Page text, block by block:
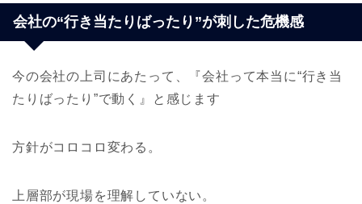
会社の“行き当たりばったり”が刺した危機感
今の会社の上司にあたって、『会社って本当に“行き当
たりばったり”で動く』と感じます
方針がコロコロ変わる。
上層部が現場を理解していない。